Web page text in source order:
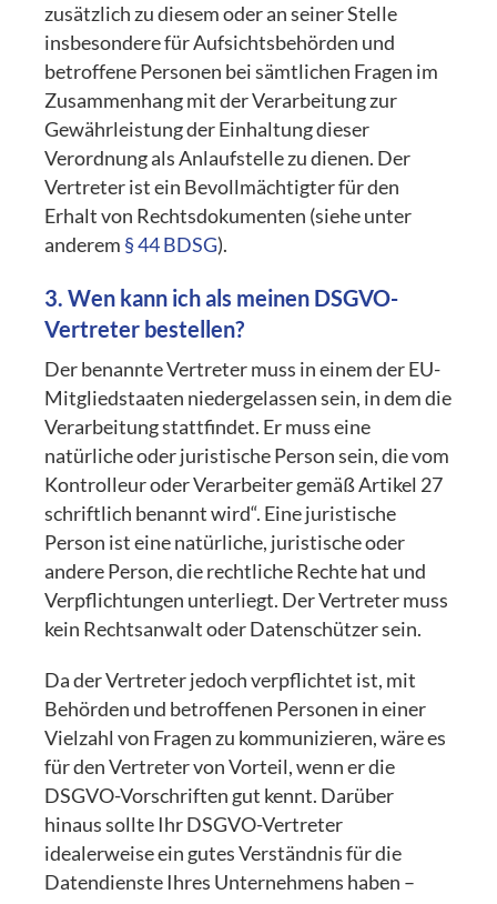
zusätzlich zu diesem oder an seiner Stelle
insbesondere für Aufsichtsbehörden und
betroffene Personen bei sämtlichen Fragen im
Zusammenhang mit der Verarbeitung zur
Gewährleistung der Einhaltung dieser
Verordnung als Anlaufstelle zu dienen. Der
Vertreter ist ein Bevollmächtigter für den
Erhalt von Rechtsdokumenten (siehe unter
anderem § 44 BDSG).
3. Wen kann ich als meinen DSGVO-
Vertreter bestellen?
Der benannte Vertreter muss in einem der EU-
Mitgliedstaaten niedergelassen sein, in dem die
Verarbeitung stattfindet. Er muss eine
natürliche oder juristische Person sein, die vom
Kontrolleur oder Verarbeiter gemäß Artikel 27
schriftlich benannt wird“. Eine juristische
Person ist eine natürliche, juristische oder
andere Person, die rechtliche Rechte hat und
Verpflichtungen unterliegt. Der Vertreter muss
kein Rechtsanwalt oder Datenschützer sein.
Da der Vertreter jedoch verpflichtet ist, mit
Behörden und betroffenen Personen in einer
Vielzahl von Fragen zu kommunizieren, wäre es
für den Vertreter von Vorteil, wenn er die
DSGVO-Vorschriften gut kennt. Darüber
hinaus sollte Ihr DSGVO-Vertreter
idealerweise ein gutes Verständnis für die
Datendienste Ihres Unternehmens haben –